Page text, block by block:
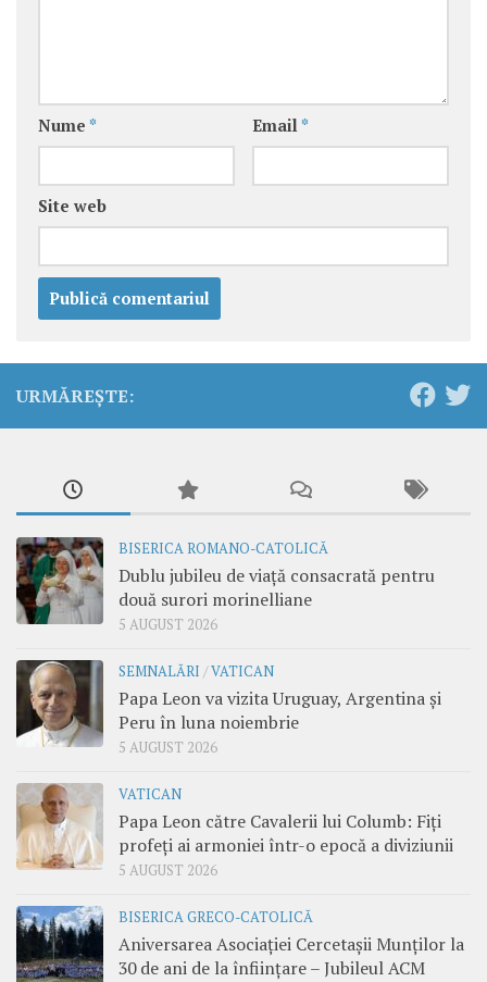
Nume * Email *
Site web
URMĂREȘTE:
BISERICA ROMANO-CATOLICĂ
Dublu jubileu de viață consacrată pentru
două surori morinelliane
5 AUGUST 2026
SEMNALĂRI /VATICAN
Papa Leon va vizita Uruguay, Argentina și
Peru în luna noiembrie
5 AUGUST 2026
VATICAN
Papa Leon către Cavalerii lui Columb: Fiți
profeți ai armoniei într-o epocă a diviziunii
5 AUGUST 2026
BISERICA GRECO-CATOLICĂ
Aniversarea Asociației Cercetașii Munților la
30 de ani de la înființare – Jubileul ACM